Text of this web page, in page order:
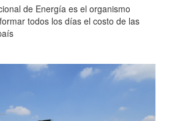
de Energía es el organismo
todos los días el costo de las